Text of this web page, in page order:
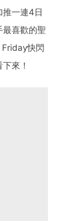
一連4日
最喜歡的聖
快閃
來！